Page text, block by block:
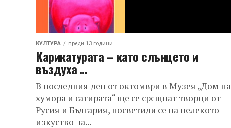
КУЛТУРА преди 13 години
Карикатурата – като слънцето и
въздуха …
В последния ден от октомври в Музея „Дом на
хумора и сатирата“ ще се срещнат творци от
Русия и България, посветили се на нелекото
изкуство на...